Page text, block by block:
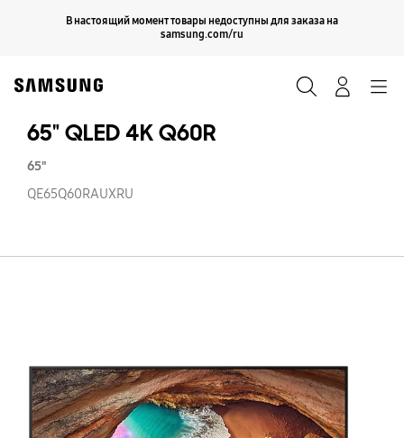
В настоящий момент товары недоступны для заказа на
samsung.com/ru
Продолжить
65" QLED 4K Q60R
65"
QE65Q60RAUXRU